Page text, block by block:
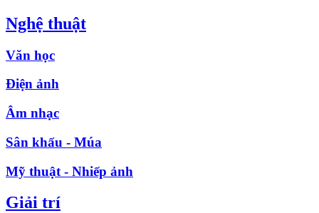
Nghệ thuật
Văn học
Điện ảnh
Âm nhạc
Sân khấu - Múa
Mỹ thuật - Nhiếp ảnh
Giải trí